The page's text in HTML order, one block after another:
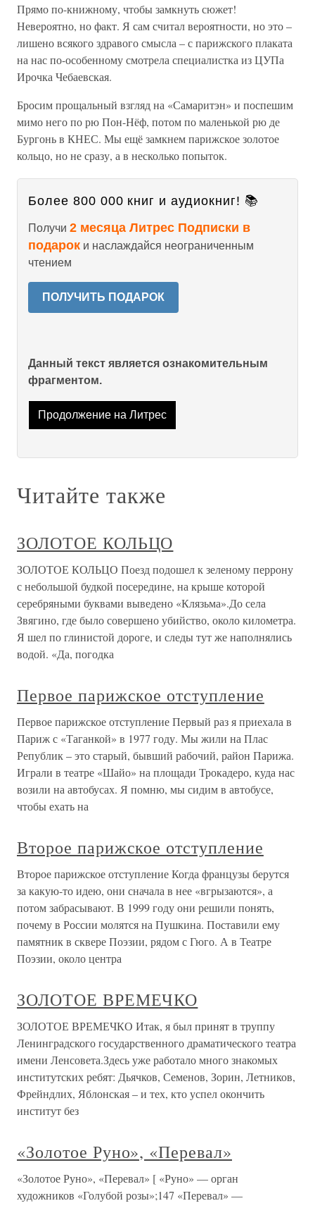
Прямо по-книжному, чтобы замкнуть сюжет!
Невероятно, но факт. Я сам считал вероятности, но это –
лишено всякого здравого смысла – с парижского плаката
на нас по-особенному смотрела специалистка из ЦУПа
Ирочка Чебаевская.
Бросим прощальный взгляд на «Самаритэн» и поспешим
мимо него по рю Пон-Нёф, потом по маленькой рю де
Бургонь в КНЕС. Мы ещё замкнем парижское золотое
кольцо, но не сразу, а в несколько попыток.
Более 800 000 книг и аудиокниг! 📚
Получи 2 месяца Литрес Подписки в
подарок и наслаждайся неограниченным
чтением
ПОЛУЧИТЬ ПОДАРОК
Данный текст является ознакомительным
фрагментом.
Продолжение на Литрес
Читайте также
ЗОЛОТОЕ КОЛЬЦО
ЗОЛОТОЕ КОЛЬЦО Поезд подошел к зеленому перрону
с небольшой будкой посередине, на крыше которой
серебряными буквами выведено «Клязьма».До села
Звягино, где было совершено убийство, около километра.
Я шел по глинистой дороге, и следы тут же наполнялись
водой. «Да, погодка
Первое парижское отступление
Первое парижское отступление Первый раз я приехала в
Париж с «Таганкой» в 1977 году. Мы жили на Плас
Републик – это старый, бывший рабочий, район Парижа.
Играли в театре «Шайо» на площади Трокадеро, куда нас
возили на автобусах. Я помню, мы сидим в автобусе,
чтобы ехать на
Второе парижское отступление
Второе парижское отступление Когда французы берутся
за какую-то идею, они сначала в нее «вгрызаются», а
потом забрасывают. В 1999 году они решили понять,
почему в России молятся на Пушкина. Поставили ему
памятник в сквере Поэзии, рядом с Гюго. А в Театре
Поэзии, около центра
ЗОЛОТОЕ ВРЕМЕЧКО
ЗОЛОТОЕ ВРЕМЕЧКО Итак, я был принят в труппу
Ленинградского государственного драматического театра
имени Ленсовета.Здесь уже работало много знакомых
институтских ребят: Дьячков, Семенов, Зорин, Летников,
Фрейндлих, Яблонская – и тех, кто успел окончить
институт без
«Золотое Руно», «Перевал»
«Золотое Руно», «Перевал» [ «Руно» — орган
художников «Голубой розы»;147 «Перевал» —